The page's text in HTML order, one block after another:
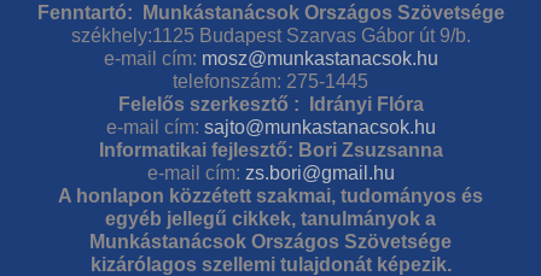
Fenntartó: Munkástanácsok Országos Szövetsége
székhely:1125 Budapest Szarvas Gábor út 9/b.
e-mail cím: mosz@munkastanacsok.hu
telefonszám: 275-1445
Felelős szerkesztő : Idrányi Flóra
e-mail cím: sajto@munkastanacsok.hu
Informatikai fejlesztő: Bori Zsuzsanna
e-mail cím: zs.bori@gmail.hu
A honlapon közzétett szakmai, tudományos és
egyéb jellegű cikkek, tanulmányok a
Munkástanácsok Országos Szövetsége
kizárólagos szellemi tulajdonát képezik.